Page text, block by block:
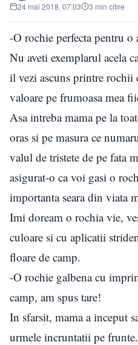
24 mai 2018, 07:03
3 min citire
-O rochie perfecta pentru o
Nu aveti exemplarul acela
il vezi ascuns printre rochii
valoare pe frumoasa mea
Asa intreba mama pe la
oras si pe masura ce
valul de tristete de pe fata
asigurat-o ca voi gasi o
importanta seara din viata
Imi doream o rochia vie,
culoare si cu aplicatii
floare de camp.
-O rochie galbena cu
camp, am spus tare!
In sfarsit, mama a inceput
urmele incruntatii pe frunte.